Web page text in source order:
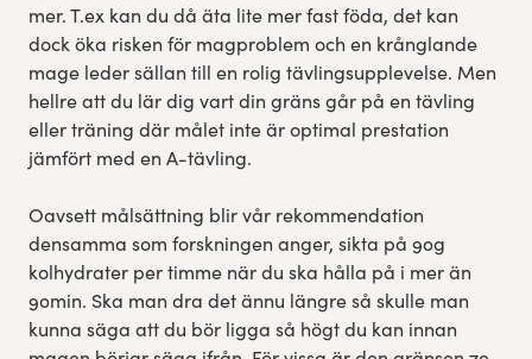
mer. T.ex kan du då äta lite mer fast föda, det kan
dock öka risken för magproblem och en krånglande
mage leder sällan till en rolig tävlingsupplevelse. Men
hellre att du lär dig vart din gräns går på en tävling
eller träning där målet inte är optimal prestation
jämfört med en A-tävling.
Oavsett målsättning blir vår rekommendation
densamma som forskningen anger, sikta på 90g
kolhydrater per timme när du ska hålla på i mer än
90min. Ska man dra det ännu längre så skulle man
kunna säga att du bör ligga så högt du kan innan